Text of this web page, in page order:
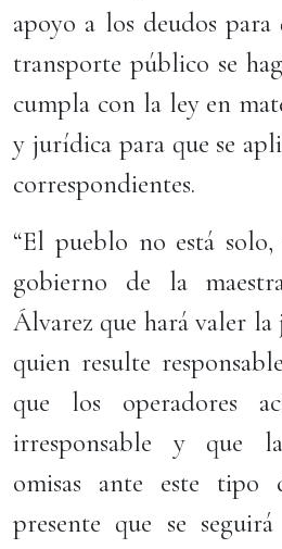
apoyo a los deudos para
transporte público se
cumpla con la ley en
y jurídica para que se
correspondientes.
“El pueblo no está
gobierno de la
Álvarez que hará valer la
quien resulte
que los operadores
irresponsable y que
omisas ante este tipo
presente que se